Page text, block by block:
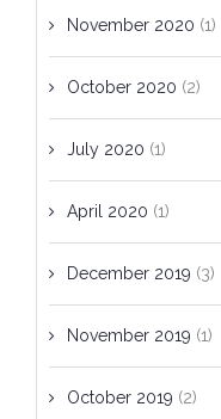
November 2020 (1)
October 2020 (2)
July 2020 (1)
April 2020 (1)
December 2019 (3)
November 2019 (1)
October 2019 (2)